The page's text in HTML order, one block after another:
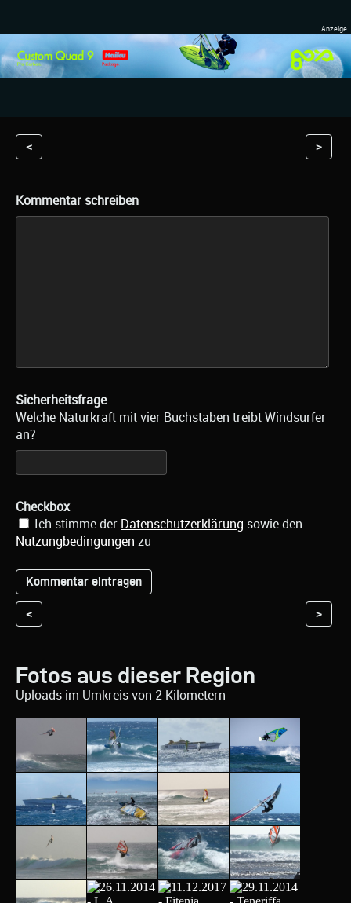
< >
Kommentar schreiben
Sicherheitsfrage
Welche Naturkraft mit vier Buchstaben treibt Windsurfer
an?
Checkbox
Ich stimme der Datenschutzerklärung sowie den
Nutzungbedingungen zu
< >
Fotos aus dieser Region
Uploads im Umkreis von 2 Kilometern